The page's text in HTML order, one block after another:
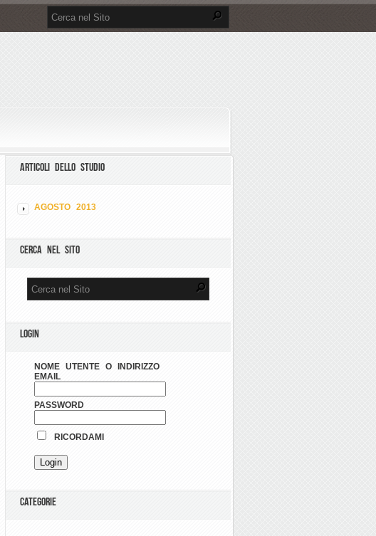
ARTICOLI DELLO STUDIO
AGOSTO 2013
CERCA NEL SITO
LOGIN
NOME UTENTE O INDIRIZZO
EMAIL
PASSWORD
RICORDAMI
CATEGORIE